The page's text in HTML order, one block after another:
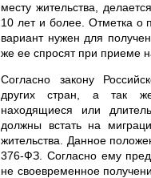
месту жительства,
10 лет и более. Отметка о
вариант нужен для
же ее спросят при приеме
Согласно закону
других стран, а так
находящиеся или
должны встать на
жительства. Данное
376-ФЗ. Согласно ему
не своевременное